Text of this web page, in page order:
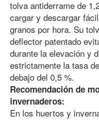
tolva antiderrame de
cargar y descargar
granos por hora. Su
deflector patentado
durante la elevación y
estrictamente la tasa
debajo del 0,5 %.
Recomendación de
invernaderos:
En los huertos y